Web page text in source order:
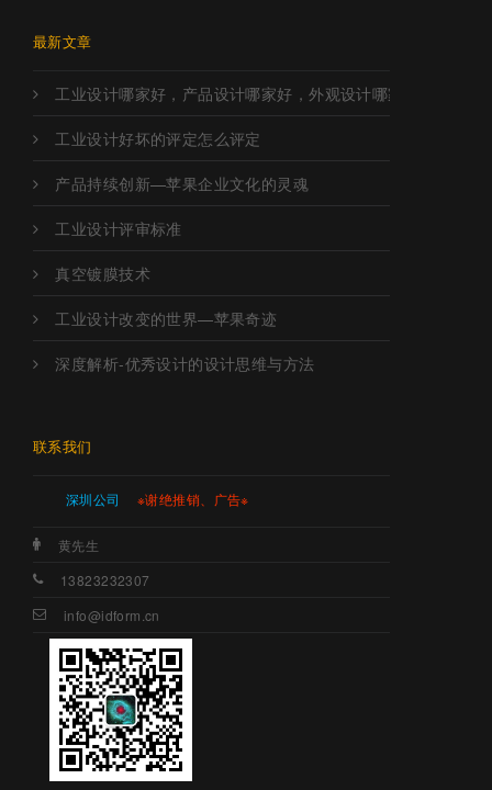
最新文章
工业设计哪家好，产品设计哪家好，外观设计哪家好，工业设
工业设计好坏的评定怎么评定
产品持续创新—苹果企业文化的灵魂
工业设计评审标准
真空镀膜技术
工业设计改变的世界—苹果奇迹
深度解析-优秀设计的设计思维与方法
联系我们
深圳公司 ※谢绝推销、广告※
黄先生
13823232307
info@idform.cn